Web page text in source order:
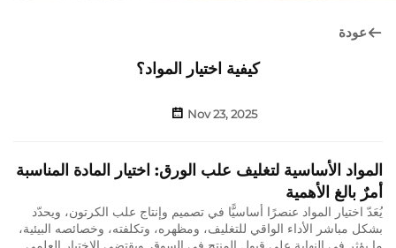
عودة
كيفية اختيار المواد؟
Nov 23, 2025
المواد الأساسية لتغليف علب الورق: اختيار المادة المناسبة
أمرٌ بالغ الأهمية
يُعَدّ اختيار المواد عنصرًا أساسيًّا في تصميم وإنتاج علب الكرتون، ويحدّد
بشكل مباشر الأداء الواقي للتغليف، ومظهره، وتكلفته، وخصائصه البيئية،